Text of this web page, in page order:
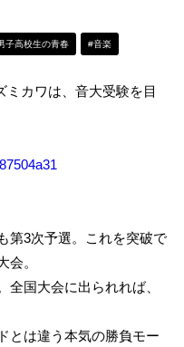
子高校生の青春 #音楽
ミカワは、音大受験を目
第3次予選。これを突破で
会。
国大会に出られれば、
とは違う本気の勝負モー